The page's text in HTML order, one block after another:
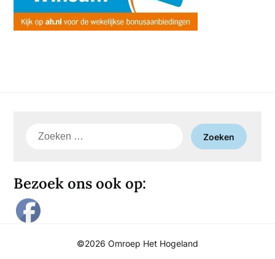
Zoeken
Bezoek ons ook op:
©2026 Omroep Het Hogeland